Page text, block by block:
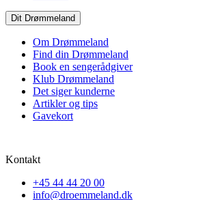
Dit Drømmeland
Om Drømmeland
Find din Drømmeland
Book en sengerådgiver
Klub Drømmeland
Det siger kunderne
Artikler og tips
Gavekort
Kontakt
+45 44 44 20 00
info@droemmeland.dk